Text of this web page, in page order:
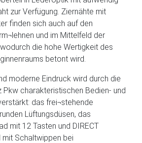
zur Verfügung. Ziernähte mit
finden sich auch auf den
und im Mittelfeld der
die hohe Wertigkeit des
betont wird.
moderne Eindruck wird durch die
charakteristischen Bedien- und
das frei¬stehende
Lüftungsdüsen, das
mit 12 Tasten und DIRECT
mit Schaltwippen bei